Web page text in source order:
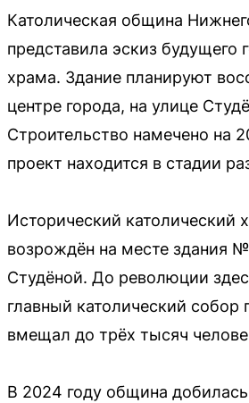
Католическая община
представила эскиз будущего
храма. Здание планируют
центре города, на улице
Строительство намечено на
проект находится в стадии
Исторический католический
возрождён на месте здания
Студёной. До революции
главный католический собор
вмещал до трёх тысяч
В 2024 году община